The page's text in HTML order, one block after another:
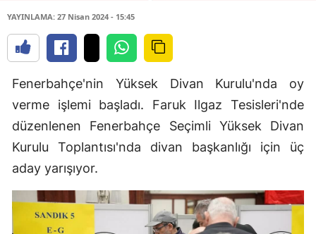
YAYINLAMA: 27 Nisan 2024 - 15:45
Fenerbahçe'nin Yüksek Divan Kurulu'nda oy
verme işlemi başladı. Faruk Ilgaz Tesisleri'nde
düzenlenen Fenerbahçe Seçimli Yüksek Divan
Kurulu Toplantısı'nda divan başkanlığı için üç
aday yarışıyor.